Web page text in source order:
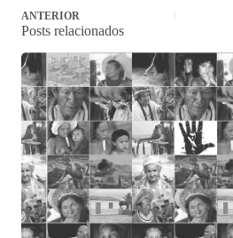
ANTERIOR
Posts relacionados